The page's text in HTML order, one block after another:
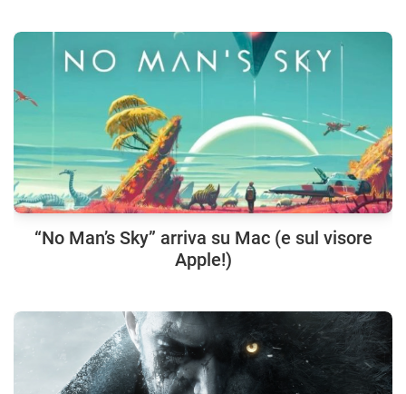
“No Man’s Sky” arriva su Mac (e sul visore
Apple!)